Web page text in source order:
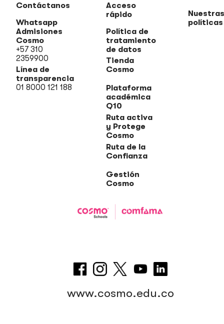
Contáctanos
Whatsapp
Admisiones
Cosmo
+57 310
2359900
Línea de
transparencia
01 8000 121 188
Acceso
rápido
Política de
tratamiento
de datos
Tienda
Cosmo
Plataforma
académica
Q10
Ruta activa
y Protege
Cosmo
Ruta de la
Confianza
Gestión
Cosmo
Nuestras
políticas
www.cosmo.edu.co